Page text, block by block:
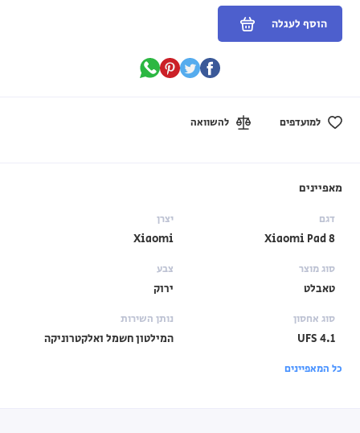
הוסף לעגלה
למועדפים להשוואה
מאפיינים
דגם
Xiaomi Pad 8
יצרן
Xiaomi
סוג מוצר
טאבלט
צבע
ירוק
סוג אחסון
UFS 4.1
נותן השירות
המילטון חשמל ואלקטרוניקה
כל המאפיינים